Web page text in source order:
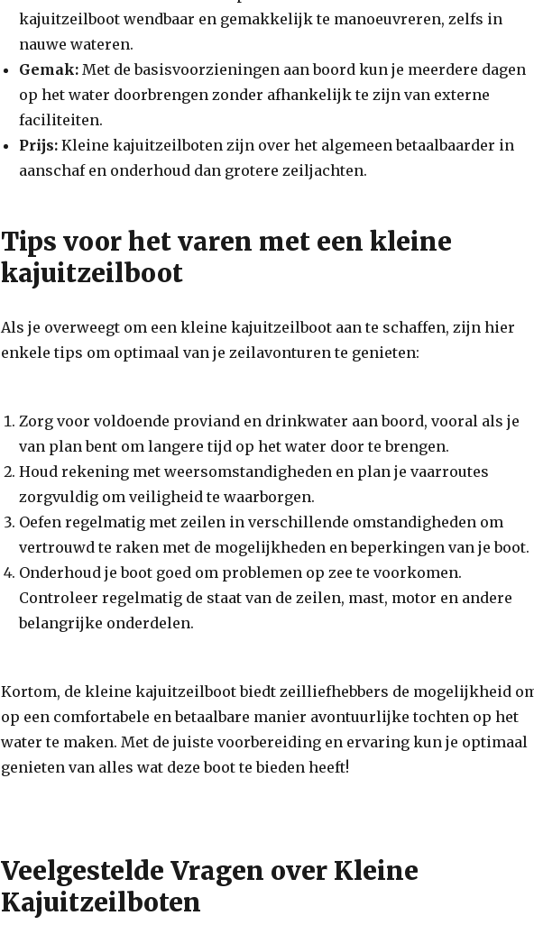
kajuitzeilboot wendbaar en gemakkelijk te manoeuvreren, zelfs in
nauwe wateren.
Gemak: Met de basisvoorzieningen aan boord kun je meerdere dagen
op het water doorbrengen zonder afhankelijk te zijn van externe
faciliteiten.
Prijs: Kleine kajuitzeilboten zijn over het algemeen betaalbaarder in
aanschaf en onderhoud dan grotere zeiljachten.
Tips voor het varen met een kleine
kajuitzeilboot
Als je overweegt om een kleine kajuitzeilboot aan te schaffen, zijn hier
enkele tips om optimaal van je zeilavonturen te genieten:
Zorg voor voldoende proviand en drinkwater aan boord, vooral als je
van plan bent om langere tijd op het water door te brengen.
Houd rekening met weersomstandigheden en plan je vaarroutes
zorgvuldig om veiligheid te waarborgen.
Oefen regelmatig met zeilen in verschillende omstandigheden om
vertrouwd te raken met de mogelijkheden en beperkingen van je boot.
Onderhoud je boot goed om problemen op zee te voorkomen.
Controleer regelmatig de staat van de zeilen, mast, motor en andere
belangrijke onderdelen.
Kortom, de kleine kajuitzeilboot biedt zeilliefhebbers de mogelijkheid
op een comfortabele en betaalbare manier avontuurlijke tochten op het
water te maken. Met de juiste voorbereiding en ervaring kun je optimaal
genieten van alles wat deze boot te bieden heeft!
Veelgestelde Vragen over Kleine
Kajuitzeilboten